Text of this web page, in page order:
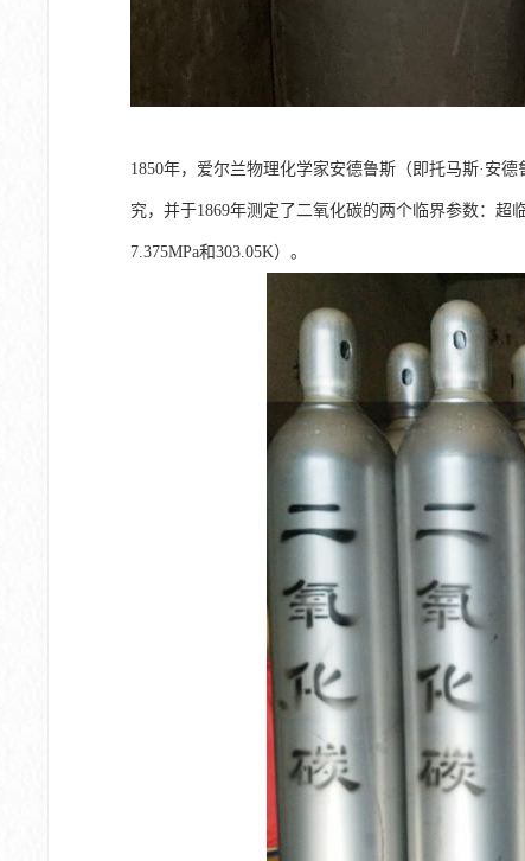
1850年，爱尔兰物理化学家安德鲁斯（即托马斯·安
究，并于1869年测定了二氧化碳的两个临界参数：超
7.375MPa和303.05K）。